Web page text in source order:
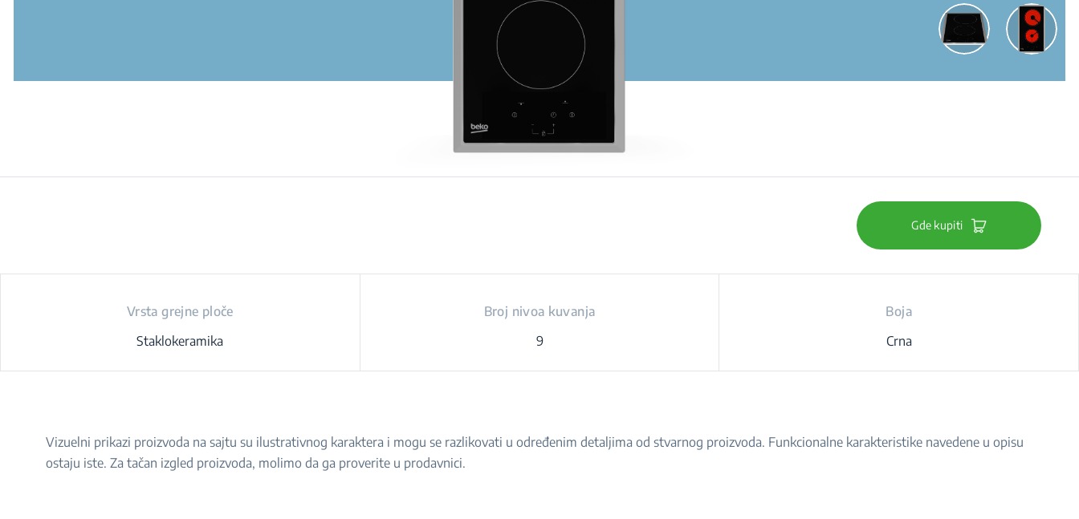
Gde kupiti
Vrsta grejne ploče
Staklokeramika
Broj nivoa kuvanja
9
Boja
Crna
Vizuelni prikazi proizvoda na sajtu su ilustrativnog karaktera i mogu se razlikovati u određenim detaljima od stvarnog proizvoda. Funkcionalne karakteristike navedene u opisu
ostaju iste. Za tačan izgled proizvoda, molimo da ga proverite u prodavnici.